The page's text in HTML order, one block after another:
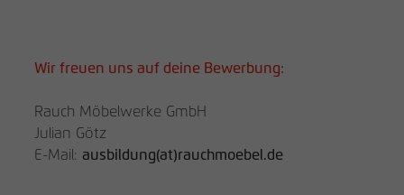
Wir freuen uns auf deine Bewerbung:
Rauch Möbelwerke GmbH
Julian Götz
E-Mail: ausbildung(at)rauchmoebel.de